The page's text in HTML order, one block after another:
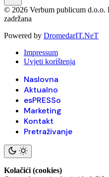
© 2026 Verbum publicum d.o.o.
zadržana
Powered by DromedarIT.NeT
Impressum
Uvjeti korištenja
Naslovna
Aktualno
esPRESSo
Marketing
Kontakt
Pretraživanje
Kolačići (cookies)